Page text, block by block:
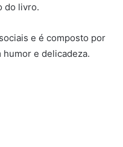
do livro.
e é composto por
e delicadeza.